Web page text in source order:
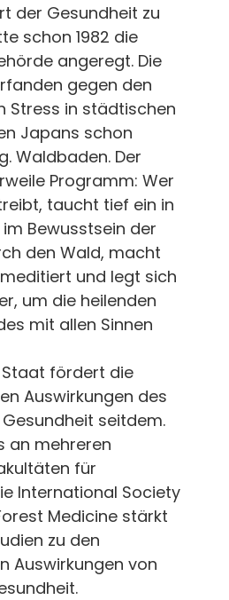
der Gesundheit zu
schon 1982 die
angeregt. Die
gegen den
Stress in städtischen
Japans schon
Waldbaden. Der
Programm: Wer
taucht tief ein in
Bewusstsein der
den Wald, macht
und legt sich
um die heilenden
mit allen Sinnen
fördert die
Auswirkungen des
seitdem.
an mehreren
für
International Society
Medicine stärkt
zu den
Auswirkungen von